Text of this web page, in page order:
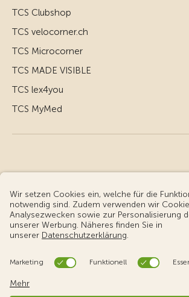
TCS Clubshop
TCS velocorner.ch
TCS Microcorner
TCS MADE VISIBLE
TCS lex4you
TCS MyMed
© Touring Club Schweiz
Benutzungsbedingungen - rechtliche